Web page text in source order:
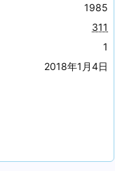
1985
311
1
2018年1月4日